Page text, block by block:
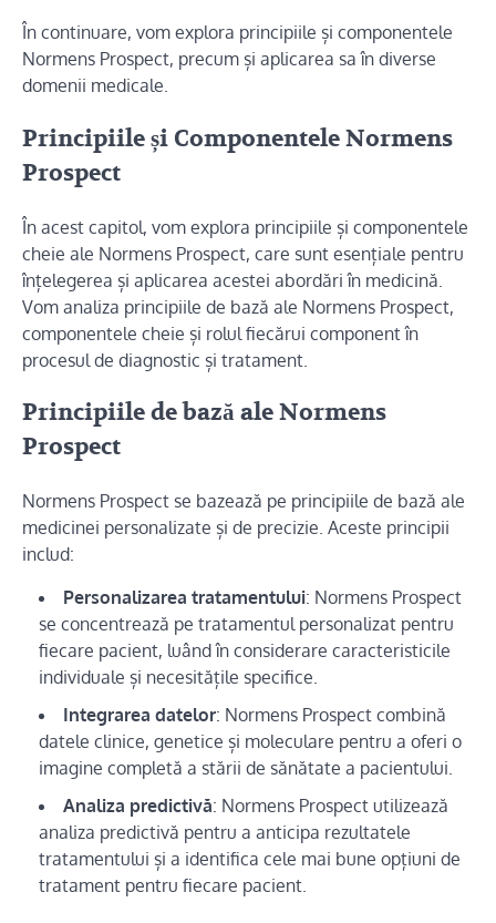
În continuare, vom explora principiile și componentele
Normens Prospect, precum și aplicarea sa în diverse
domenii medicale.
Principiile și Componentele Normens
Prospect
În acest capitol, vom explora principiile și componentele
cheie ale Normens Prospect, care sunt esențiale pentru
înțelegerea și aplicarea acestei abordări în medicină.
Vom analiza principiile de bază ale Normens Prospect,
componentele cheie și rolul fiecărui component în
procesul de diagnostic și tratament.
Principiile de bază ale Normens
Prospect
Normens Prospect se bazează pe principiile de bază ale
medicinei personalizate și de precizie. Aceste principii
includ:
Personalizarea tratamentului: Normens Prospect
se concentrează pe tratamentul personalizat pentru
fiecare pacient, luând în considerare caracteristicile
individuale și necesitățile specifice.
Integrarea datelor: Normens Prospect combină
datele clinice, genetice și moleculare pentru a oferi o
imagine completă a stării de sănătate a pacientului.
Analiza predictivă: Normens Prospect utilizează
analiza predictivă pentru a anticipa rezultatele
tratamentului și a identifica cele mai bune opțiuni de
tratament pentru fiecare pacient.